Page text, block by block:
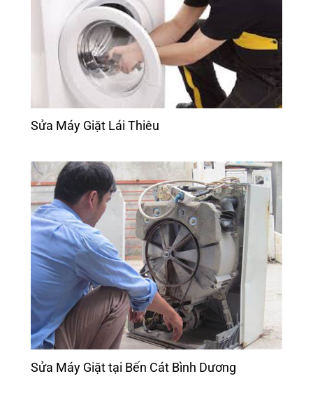
Sửa Máy Giặt Lái Thiêu
Sửa Máy Giặt tại Bến Cát Bình Dương